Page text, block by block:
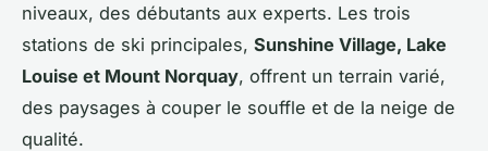
niveaux, des débutants aux experts. Les trois
stations de ski principales, Sunshine Village, Lake
Louise et Mount Norquay, offrent un terrain varié,
des paysages à couper le souffle et de la neige de
qualité.